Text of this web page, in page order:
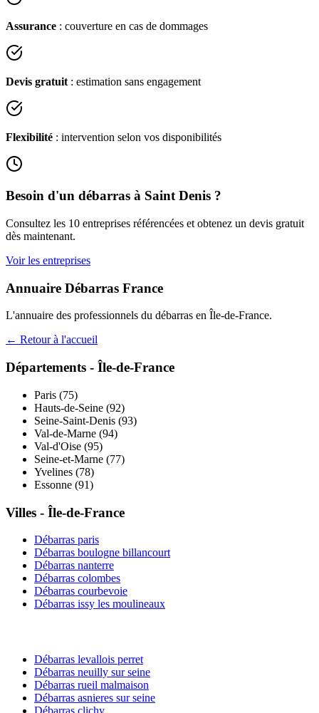
Assurance : couverture en cas de dommages
Devis gratuit : estimation sans engagement
Flexibilité : intervention selon vos disponibilités
Besoin d'un débarras à Saint Denis ?
Consultez les 10 entreprises référencées et obtenez un devis gratuit
dès maintenant.
Voir les entreprises
Annuaire Débarras France
L'annuaire des professionnels du débarras en Île-de-France.
← Retour à l'accueil
Départements - Île-de-France
Paris (75)
Hauts-de-Seine (92)
Seine-Saint-Denis (93)
Val-de-Marne (94)
Val-d'Oise (95)
Seine-et-Marne (77)
Yvelines (78)
Essonne (91)
Villes - Île-de-France
Débarras paris
Débarras boulogne billancourt
Débarras nanterre
Débarras colombes
Débarras courbevoie
Débarras issy les moulineaux
Débarras levallois perret
Débarras neuilly sur seine
Débarras rueil malmaison
Débarras asnieres sur seine
Débarras clichy